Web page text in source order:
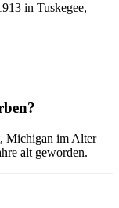
in Tuskegee,
Michigan im Alter
alt geworden.